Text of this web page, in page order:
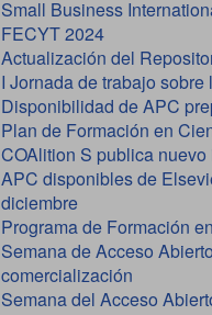
Small Business
FECYT 2024
Actualización del
I Jornada de trabajo
Disponibilidad de APC
Plan de Formación en
COAlition S publica
APC disponibles de
diciembre
Programa de Formación
Semana de Acceso
comercialización
Semana del Acceso